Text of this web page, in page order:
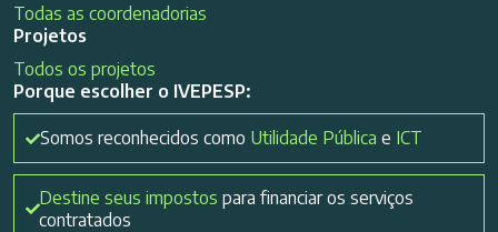
Todas as coordenadorias
Projetos
Todos os projetos
Porque escolher o IVEPESP:
Somos reconhecidos como Utilidade Pública e ICT
Destine seus impostos para financiar os serviços
contratados